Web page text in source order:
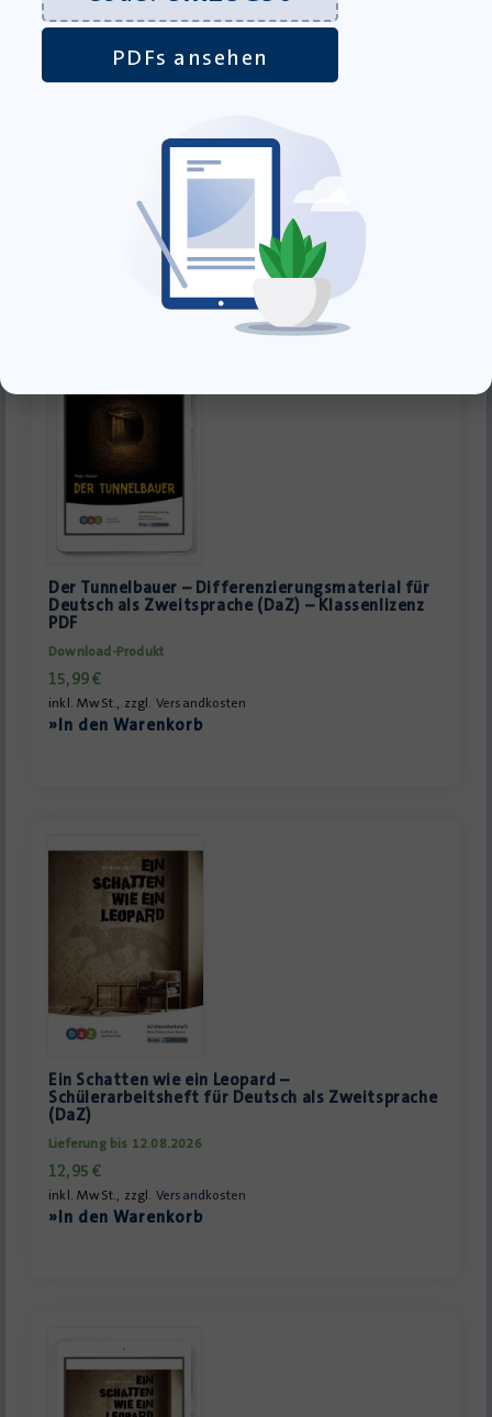
inkl. MwSt., zzgl. Versandkosten
»In den Warenkorb
Der Tunnelbauer – Differenzierungsmaterial für
Deutsch als Zweitsprache (DaZ) – Klassenlizenz
PDF
Download-Produkt
15,99€
inkl. MwSt., zzgl. Versandkosten
»In den Warenkorb
Ein Schatten wie ein Leopard –
Schülerarbeitsheft für Deutsch als Zweitsprache
(DaZ)
Lieferung bis 12.08.2026
12,95€
inkl. MwSt., zzgl. Versandkosten
»In den Warenkorb
PDFs ansehen